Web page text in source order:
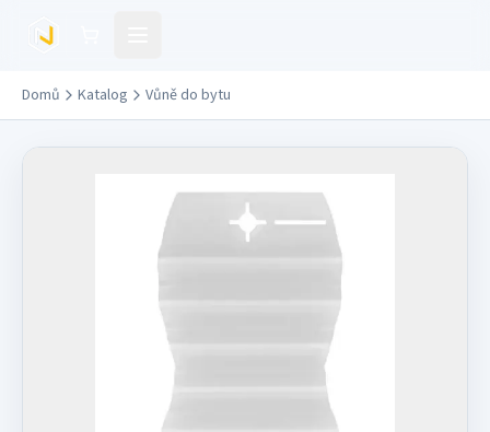
Přejít na hlavní obsah
Domů Katalog Vůně do bytu